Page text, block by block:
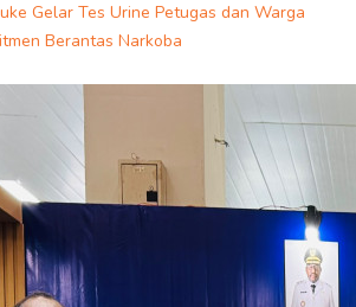
Gelar Tes Urine Petugas dan Warga
Berantas Narkoba